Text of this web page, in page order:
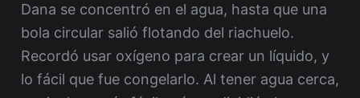
Dana se concentró en el agua, hasta que una
bola circular salió flotando del riachuelo.
Recordó usar oxígeno para crear un líquido, y
lo fácil que fue congelarlo. Al tener agua cerca,